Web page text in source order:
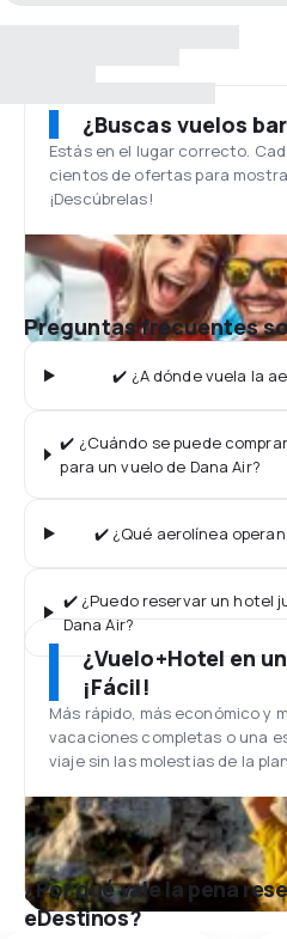
¿Buscas vuelos
Estás en el lugar correcto.
cientos de ofertas para
¡Descúbrelas!
Preguntas frecuentes
✔️ ¿A dónde vuela la
✔️ ¿Cuándo se puede
para un vuelo de Dana Air?
✔️ ¿Qué aerolínea
✔️ ¿Puedo reservar un hotel
Dana Air?
¿Vuelo+Hotel en
¡Fácil!
Más rápido, más económico y
vacaciones completas o una
viaje sin las molestias de la
¿Por qué vale la pena
eDestinos?